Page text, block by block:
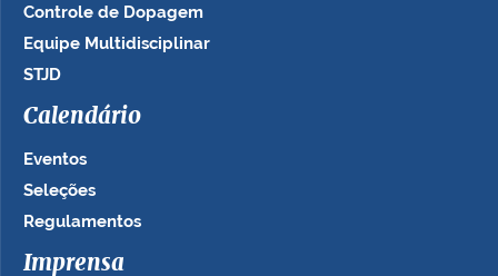
Controle de Dopagem
Equipe Multidisciplinar
STJD
Calendário
Eventos
Seleções
Regulamentos
Imprensa